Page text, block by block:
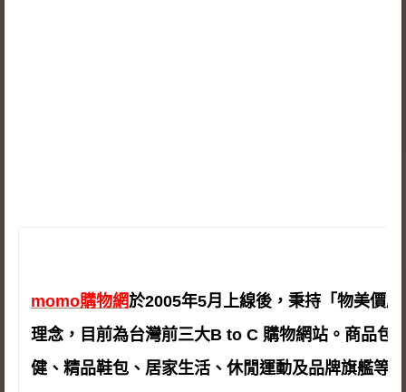
momo購物網於2005年5月上線後， 秉持「物美價
理念， 目前為台灣前三大B to C 購物網站。商品包
健、精品鞋包、居家生活、休閒運動及品牌旗艦等